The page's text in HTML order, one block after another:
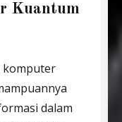
Kuantum
komputer
dalam